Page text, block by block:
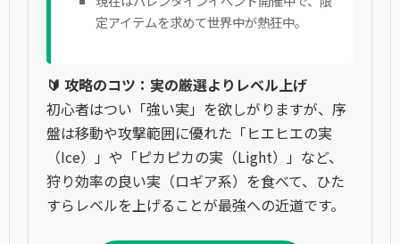
定アイテムを求めて世界中が熱狂中。
🔰 攻略のコツ：実の厳選よりレベル上げ
初心者はつい「強い実」を欲しがりますが、序
盤は移動や攻撃範囲に優れた「ヒエヒエの実
（Ice）」や「ピカピカの実（Light）」など、
狩り効率の良い実（ロギア系）を食べて、ひた
すらレベルを上げることが最強への近道です。